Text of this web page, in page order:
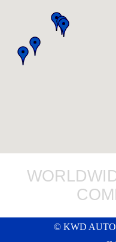
© KWD